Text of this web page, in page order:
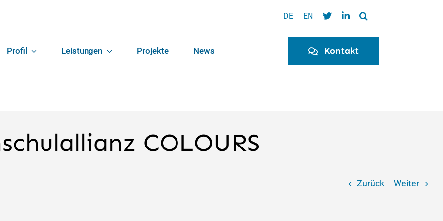
DE EN
Profil Leistungen Projekte News Kontakt
COLOURS
Zurück Weiter